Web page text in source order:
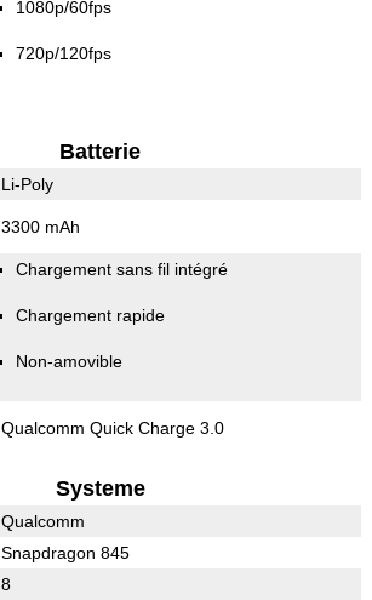
1080p/60fps
720p/120fps
Batterie
Li-Poly
3300 mAh
Chargement sans fil intégré
Chargement rapide
Non-amovible
Qualcomm Quick Charge 3.0
Systeme
Qualcomm
Snapdragon 845
8